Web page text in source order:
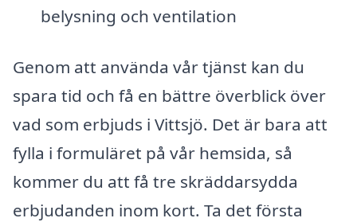
belysning och ventilation
Genom att använda vår tjänst kan du
spara tid och få en bättre överblick över
vad som erbjuds i Vittsjö. Det är bara att
fylla i formuläret på vår hemsida, så
kommer du att få tre skräddarsydda
erbjudanden inom kort. Ta det första